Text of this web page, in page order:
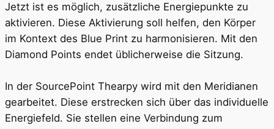
Jetzt ist es möglich, zusätzliche Energiepunkte zu
aktivieren. Diese Aktivierung soll helfen, den Körper
im Kontext des Blue Print zu harmonisieren. Mit den
Diamond Points endet üblicherweise die Sitzung.
In der SourcePoint Thearpy wird mit den Meridianen
gearbeitet. Diese erstrecken sich über das individuelle
Energiefeld. Sie stellen eine Verbindung zum